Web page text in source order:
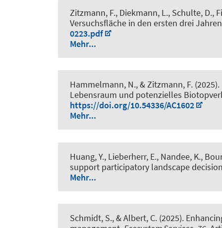
Zitzmann, F., Diekmann, L., Schulte, D.,
Versuchsfläche in den ersten drei
0223.pdf
Mehr...
Hammelmann, N., & Zitzmann, F. (2025).
Lebensraum und potenzielles
https://doi.org/10.54336/AC1602
Mehr...
Huang, Y., Lieberherr, E., Nandee, K.,
support participatory landscape
Mehr...
Schmidt, S., & Albert, C. (2025).